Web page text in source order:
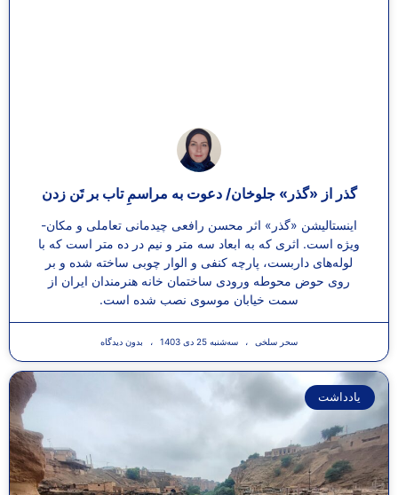
گذر از «گذر» جلوخان/ دعوت به مراسمِ تاب بر تَن زدن
اینستالیشن «گذر» اثر محسن رافعی چیدمانی تعاملی و مکان-
ویژه است. اثری که به ابعاد سه متر و نیم در ده متر است که با
لوله‌های داربست، پارچه کنفی و الوار چوبی ساخته شده و بر
روی حوض محوطه ورودی ساختمان خانه هنرمندان ایران از
سمت خیابان موسوی نصب شده است.
سحر سلخی سه‌شنبه 25 دی 1403 بدون دیدگاه
یادداشت